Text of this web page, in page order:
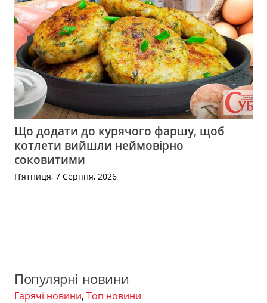
Що додати до курячого фаршу, щоб
котлети вийшли неймовірно
соковитими
П’ятниця, 7 Серпня, 2026
Популярні новини
Гарячі новини, Топ новини